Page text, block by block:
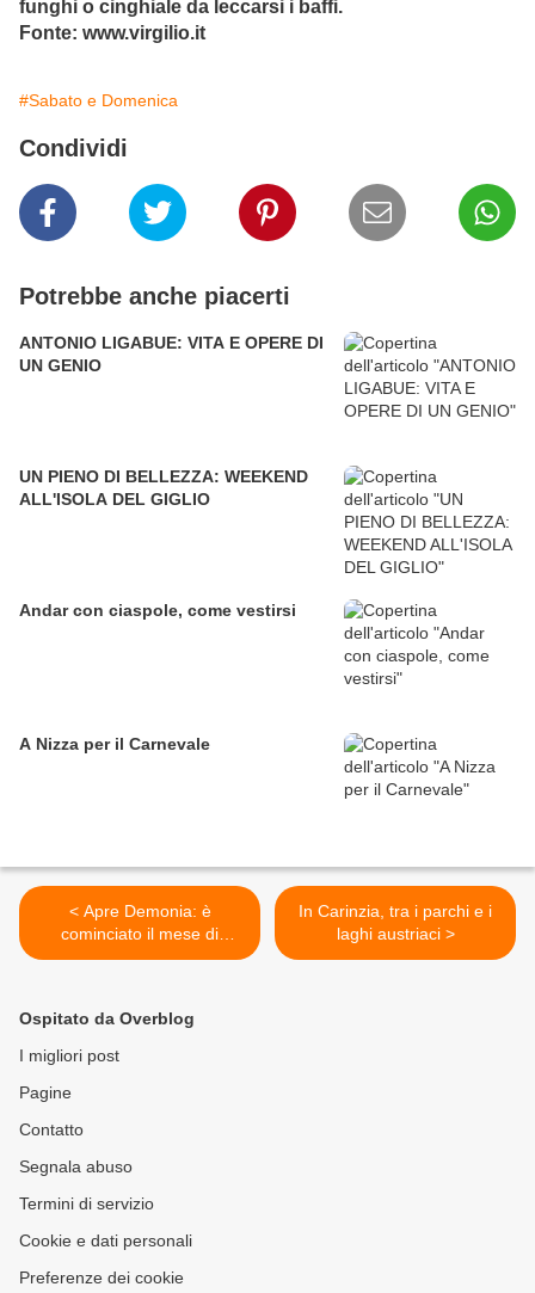
funghi o cinghiale da leccarsi i baffi.
Fonte: www.virgilio.it
#Sabato e Domenica
Condividi
Potrebbe anche piacerti
ANTONIO LIGABUE: VITA E OPERE DI
UN GENIO
UN PIENO DI BELLEZZA: WEEKEND
ALL'ISOLA DEL GIGLIO
Andar con ciaspole, come vestirsi
A Nizza per il Carnevale
< Apre Demonia: è
cominciato il mese di
Halloween a Rainbow
In Carinzia, tra i parchi e i
laghi austriaci >
Ospitato da Overblog
I migliori post
Pagine
Contatto
Segnala abuso
Termini di servizio
Cookie e dati personali
Preferenze dei cookie